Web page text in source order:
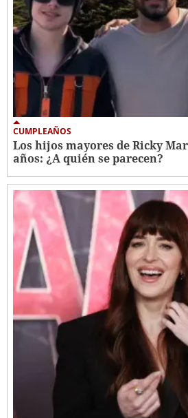
CUMPLEAÑOS
Los hijos mayores de Ricky
años: ¿A quién se parecen?